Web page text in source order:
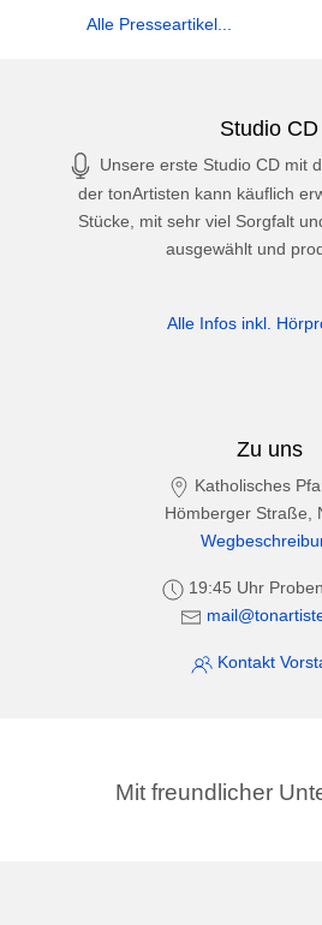
Alle Presseartikel...
Studio CD
Unsere erste Studio CD mit
der tonArtisten kann käuflich
Stücke, mit sehr viel Sorgfalt
ausgewählt und
Alle Infos inkl.
Zu uns
Katholisches
Hömberger Straße,
19:45 Uhr
Kontakt
Mit freundlicher